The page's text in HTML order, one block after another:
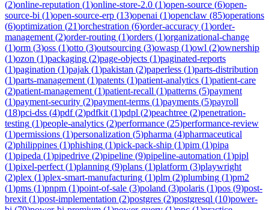
(2)online-reputation (1)online-store-2.0 (1)open-source (6)open-
source-bi (1)open-source-erp (13)openai (1)openclaw (85)operations
(6)optimization (21)orchestration (6)order-accuracy (1)order-
management (2)order-routing (1)orders (1)organizational-change
(1)orm (3)oss (1)otto (3)outsourcing (3)owasp (1)owl (2)ownership
(1)ozon (1)packaging (2)page-objects (1)paginated-reports
(1)pagination (1)pajak (1)pakistan (2)paperless (1)parts-distribution
(1)parts-management (1)patents (1)patient-analytics (1)patient-care
(2)patient-management (1)patient-recall (1)patterns (5)payment
(1)payment-security (2)payment-terms (1)payments (5)payroll
(18)pci-dss (4)pdf(2)pdfkit (1)pdpl (2)peachtree (2)penetration-
testing (1)people-analytics (2)performance (25)performance-review
(1)permissions (1)personalization (5)pharma (4)pharmaceutical
(2)philippines (1)phishing (1)pick-pack-ship (1)pim (1)pipa
(1)pipeda (1)pipedrive (2)pipeline (9)pipeline-automation (1)pipl
(1)pixel-perfect (1)planning (9)plans (1)platform (3)playwright
(2)plex (1)plex-smart-manufacturing (1)plm (2)plumbing (1)pm2
(1)pms (1)pnpm (1)point-of-sale (3)poland (3)polaris (1)pos (9)post-
brexit (1)post-implementation (2)postgres (2)postgresql (10)power-